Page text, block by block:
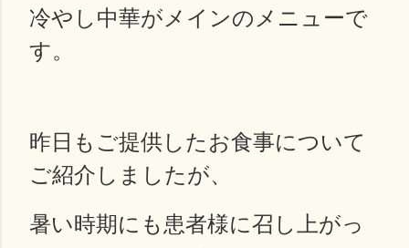
冷やし中華がメインのメニューで
す。
昨日もご提供したお食事について
ご紹介しましたが、
暑い時期にも患者様に召し上がっ